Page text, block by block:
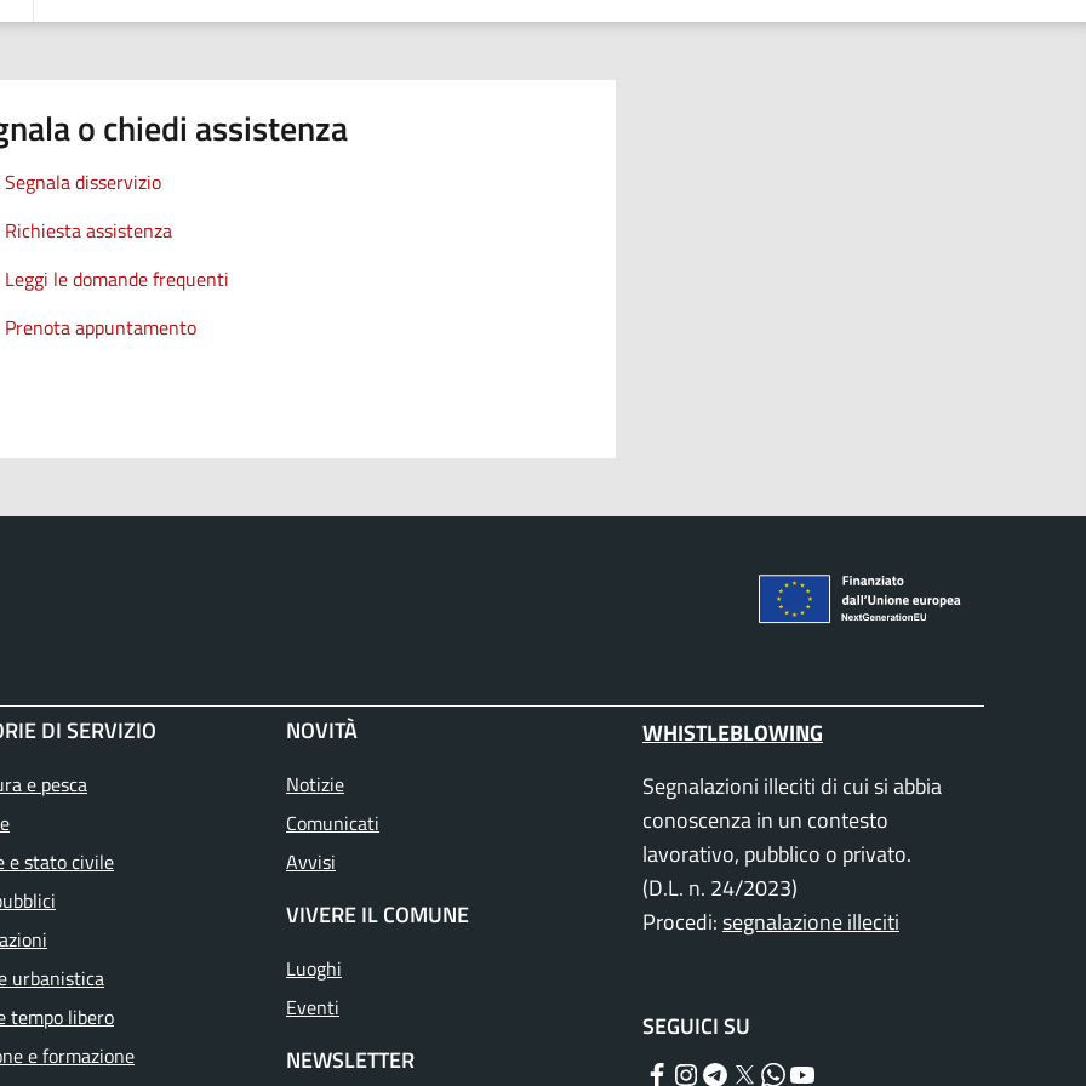
o chiedi assistenza
Segnala disservizio
Richiesta assistenza
Leggi le domande frequenti
Prenota appuntamento
DI SERVIZIO
e pesca
e stato civile
urbanistica
tempo libero
e formazione
NOVITÀ
Notizie
Comunicati
Avvisi
VIVERE IL COMUNE
Luoghi
Eventi
NEWSLETTER
WHISTLEBLOWING
Segnalazioni illeciti di cui si abbia
conoscenza in un contesto
lavorativo, pubblico o privato.
(D.L. n. 24/2023)
Procedi:segnalazione illeciti
SEGUICI SU
Facebook
Instagram
Telegram
TwitterWhatsApp